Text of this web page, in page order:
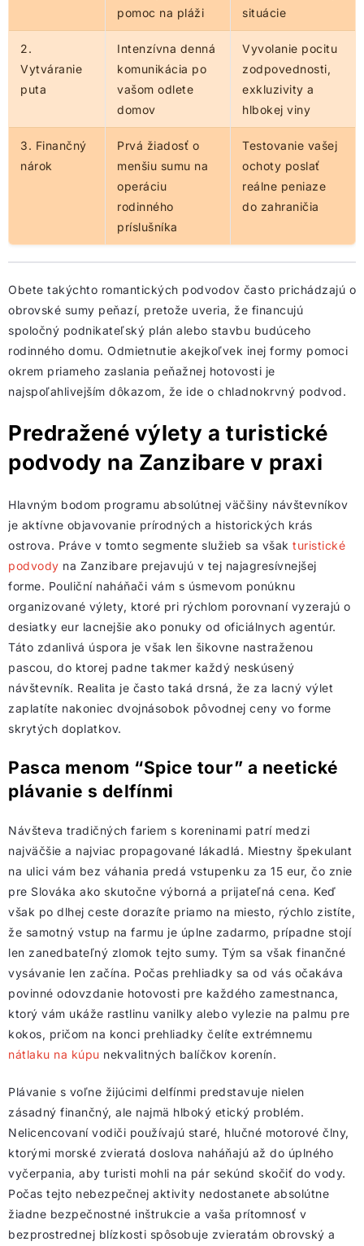
pomoc na pláži
situácie
2.
Vytváranie
puta
Intenzívna denná
komunikácia po
vašom odlete
domov
Vyvolanie pocitu
zodpovednosti,
exkluzivity a
hlbokej viny
3. Finančný
nárok
Prvá žiadosť o
menšiu sumu na
operáciu
rodinného
príslušníka
Testovanie vašej
ochoty poslať
reálne peniaze
do zahraničia
Obete takýchto romantických podvodov často prichádzajú o
obrovské sumy peňazí, pretože uveria, že financujú
spoločný podnikateľský plán alebo stavbu budúceho
rodinného domu. Odmietnutie akejkoľvek inej formy pomoci
okrem priameho zaslania peňažnej hotovosti je
najspoľahlivejším dôkazom, že ide o chladnokrvný podvod.
Predražené výlety a turistické
podvody na Zanzibare v praxi
Hlavným bodom programu absolútnej väčšiny návštevníkov
je aktívne objavovanie prírodných a historických krás
ostrova. Práve v tomto segmente služieb sa však turistické
podvody na Zanzibare prejavujú v tej najagresívnejšej
forme. Pouliční naháňači vám s úsmevom ponúknu
organizované výlety, ktoré pri rýchlom porovnaní vyzerajú o
desiatky eur lacnejšie ako ponuky od oficiálnych agentúr.
Táto zdanlivá úspora je však len šikovne nastraženou
pascou, do ktorej padne takmer každý neskúsený
návštevník. Realita je často taká drsná, že za lacný výlet
zaplatíte nakoniec dvojnásobok pôvodnej ceny vo forme
skrytých doplatkov.
Pasca menom “Spice tour” a neetické
plávanie s delfínmi
Návšteva tradičných fariem s koreninami patrí medzi
najväčšie a najviac propagované lákadlá. Miestny špekulant
na ulici vám bez váhania predá vstupenku za 15 eur, čo znie
pre Slováka ako skutočne výborná a prijateľná cena. Keď
však po dlhej ceste dorazíte priamo na miesto, rýchlo zistíte,
že samotný vstup na farmu je úplne zadarmo, prípadne stojí
len zanedbateľný zlomok tejto sumy. Tým sa však finančné
vysávanie len začína. Počas prehliadky sa od vás očakáva
povinné odovzdanie hotovosti pre každého zamestnanca,
ktorý vám ukáže rastlinu vanilky alebo vylezie na palmu pre
kokos, pričom na konci prehliadky čelíte extrémnemu
nátlaku na kúpu nekvalitných balíčkov korenín.
Plávanie s voľne žijúcimi delfínmi predstavuje nielen
zásadný finančný, ale najmä hlboký etický problém.
Nelicencovaní vodiči používajú staré, hlučné motorové člny,
ktorými morské zvieratá doslova naháňajú až do úplného
vyčerpania, aby turisti mohli na pár sekúnd skočiť do vody.
Počas tejto nebezpečnej aktivity nedostanete absolútne
žiadne bezpečnostné inštrukcie a vaša prítomnosť v
bezprostrednej blízkosti spôsobuje zvieratám obrovský a